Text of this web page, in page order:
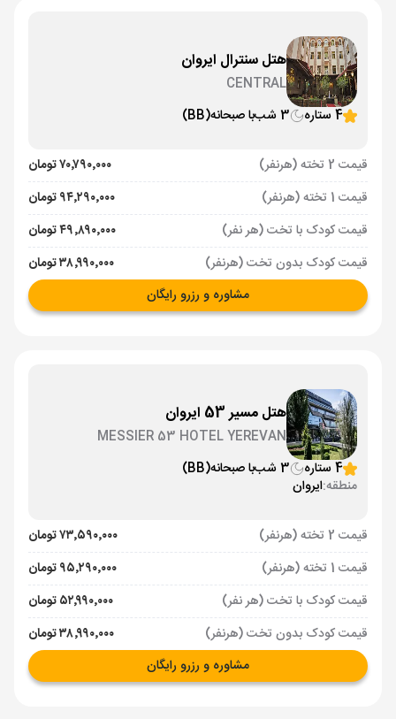
هتل سنترال ایروان
CENTRAL
4 ستاره
3 شب با صبحانه(BB)
قیمت 2 تخته (هرنفر)
۷۰٬۷۹۰٬۰۰۰ تومان
قیمت 1 تخته (هرنفر)
۹۴٬۲۹۰٬۰۰۰ تومان
قیمت کودک با تخت (هر نفر)
۴۹٬۸۹۰٬۰۰۰ تومان
قیمت کودک بدون تخت (هرنفر)
۳۸٬۹۹۰٬۰۰۰ تومان
مشاوره و رزرو رایگان
هتل مسیر 53 ایروان
MESSIER 53 HOTEL YEREVAN
4 ستاره
3 شب با صبحانه(BB)
منطقه:ایروان
قیمت 2 تخته (هرنفر)
۷۳٬۵۹۰٬۰۰۰ تومان
قیمت 1 تخته (هرنفر)
۹۵٬۲۹۰٬۰۰۰ تومان
قیمت کودک با تخت (هر نفر)
۵۲٬۹۹۰٬۰۰۰ تومان
قیمت کودک بدون تخت (هرنفر)
۳۸٬۹۹۰٬۰۰۰ تومان
مشاوره و رزرو رایگان